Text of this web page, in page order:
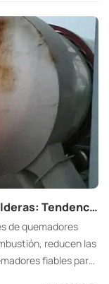
Fabricantes de quemadores para calderas: Tendencias tecnológicas y de mercado clave
de quemadores
reducen las
fiables para